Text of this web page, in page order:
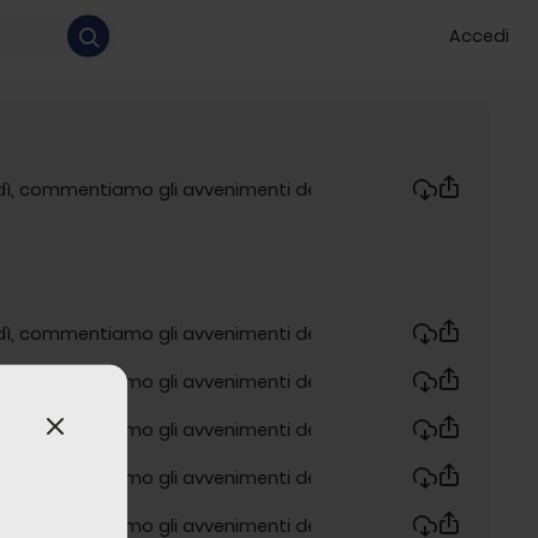
Accedi
commentiamo gli avvenimenti della settimana!
commentiamo gli avvenimenti della settimana!
commentiamo gli avvenimenti della settimana!
commentiamo gli avvenimenti della settimana!
commentiamo gli avvenimenti della settimana!
commentiamo gli avvenimenti della settimana!